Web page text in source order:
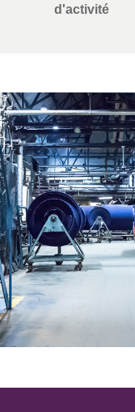
d'activité